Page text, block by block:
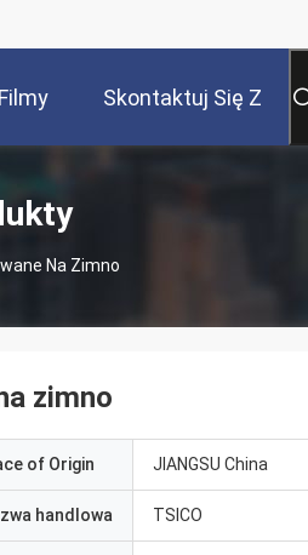
Filmy Skontaktuj Się Z
Na Zimno
zimno
of Origin JIANGSU China
handlowa TSICO